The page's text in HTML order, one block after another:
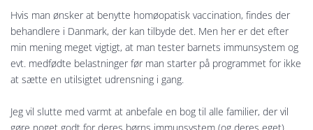
Hvis man ønsker at benytte homøopatisk vaccination, findes der
behandlere i Danmark, der kan tilbyde det. Men her er det efter
min mening meget vigtigt, at man tester barnets immunsystem og
evt. medfødte belastninger før man starter på programmet for ikke
at sætte en utilsigtet udrensning i gang.
Jeg vil slutte med varmt at anbefale en bog til alle familier, der vil